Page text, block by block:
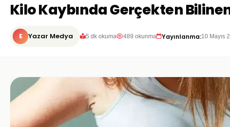
Kilo Kaybında Gerçekten
E Yazar Medya 5 dk okuma 489 okunma Yayınlanma:10 Mayıs